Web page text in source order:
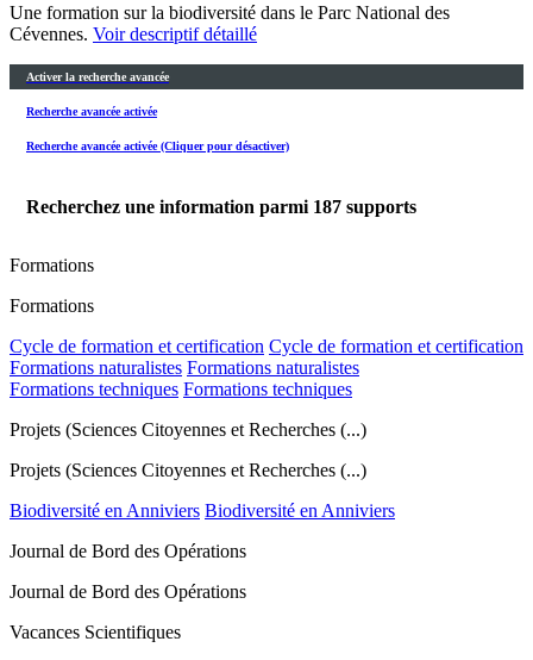
Une formation sur la biodiversité dans le Parc National des
Cévennes. Voir descriptif détaillé
Activer la recherche avancée
Recherche avancée activée
Recherche avancée activée (Cliquer pour désactiver)
Recherchez une information parmi 187 supports
Formations
Formations
Cycle de formation et certification Cycle de formation et certification
Formations naturalistes Formations naturalistes
Formations techniques Formations techniques
Projets (Sciences Citoyennes et Recherches (...)
Projets (Sciences Citoyennes et Recherches (...)
Biodiversité en Anniviers Biodiversité en Anniviers
Journal de Bord des Opérations
Journal de Bord des Opérations
Vacances Scientifiques